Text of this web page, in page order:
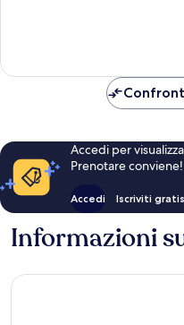
Accedi per
Prenotare conviene!
Accedi Iscriviti gratis
Informazioni